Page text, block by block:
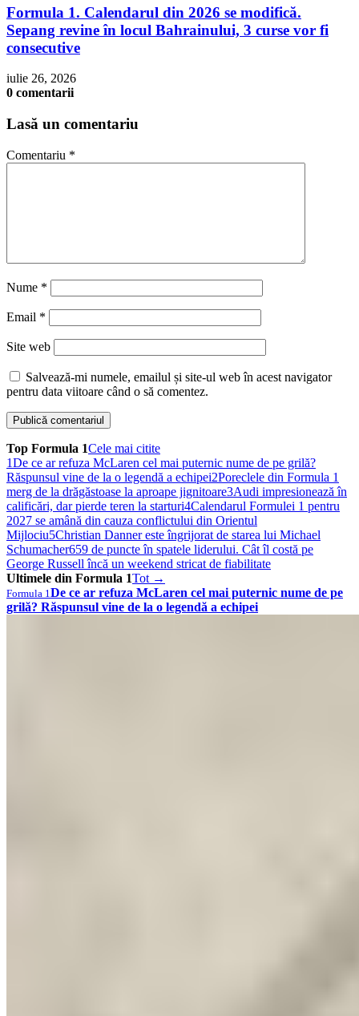
Formula 1. Calendarul din 2026 se modifică.
Sepang revine în locul Bahrainului, 3 curse vor fi
consecutive
iulie 26, 2026
0 comentarii
Lasă un comentariu
Comentariu *
Nume *
Email *
Site web
Salvează-mi numele, emailul și site-ul web în acest navigator
pentru data viitoare când o să comentez.
Top Formula 1Cele mai citite
1De ce ar refuza McLaren cel mai puternic nume de pe grilă?
Răspunsul vine de la o legendă a echipei2Poreclele din Formula 1
merg de la drăgăstoase la aproape jignitoare3Audi impresionează în
calificări, dar pierde teren la starturi4Calendarul Formulei 1 pentru
2027 se amână din cauza conflictului din Orientul
Mijlociu5Christian Danner este îngrijorat de starea lui Michael
Schumacher659 de puncte în spatele liderului. Cât îl costă pe
George Russell încă un weekend stricat de fiabilitate
Ultimele din Formula 1Tot →
Formula 1 De ce ar refuza McLaren cel mai puternic nume de pe
grilă? Răspunsul vine de la o legendă a echipei